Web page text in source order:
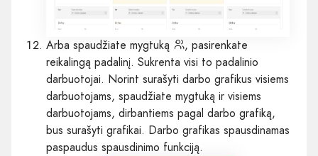
Arba spaudžiate mygtuką
, pasirenkate
reikalingą padalinį. Sukrenta visi to padalinio
darbuotojai. Norint surašyti darbo grafikus visiems
darbuotojams, spaudžiate mygtuką ir visiems
darbuotojams, dirbantiems pagal darbo grafiką,
bus surašyti grafikai. Darbo grafikas spausdinamas
paspaudus spausdinimo funkciją.